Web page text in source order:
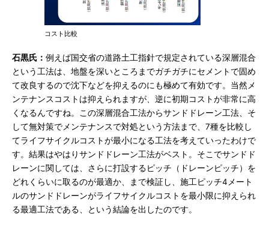
コスト比較
石黒氏： 例えば国交省の道路土工指針で規定されている深層混合
という工法は、地盤を深いところまでガチガチにセメントで固め
て改良するので沈下などを抑えるのにも極めて有効です。当然メ
ンテナンスコストは抑えられますが、逆に初期コストが非常に高
くなるんですね。この深層混合工法からサンドドレーン工法、そ
して無対策でメンテナンスで対処という方法まで、7種を比較し
てライフサイクルコストが最小になる工法を考えていったわけで
す。結果はやはりサンドドレーン工法がベスト。そこでサンドド
レーンに関しては、さらに打設するピッチ（ドレーンピッチ）を
どれくらいに取るのが最適か、まで検証し、施工ピッチ4メート
ルのサンドドレーンがライフサイクルコストを最小限に抑えられ
る最適工法である、という結論を出したのです。